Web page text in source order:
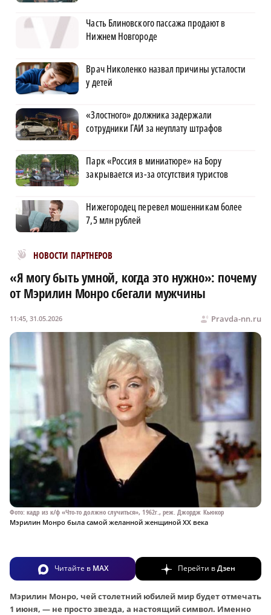
Часть Блиновского пассажа продают в
Нижнем Новгороде
Врач Николенко назвал причины усталости
у детей
«Злостного» должника задержали
сотрудники ГАИ за неуплату штрафов
Парк «Россия в миниатюре» на Бору
закрывается из-за отсутствия туристов
Нижегородец перевел мошенникам более
7,5 млн рублей
НОВОСТИ ПАРТНЕРОВ
Новости МирТесен
«Я могу быть умной, когда это нужно»: почему
от Мэрилин Монро сбегали мужчины
Pravda-nn.ru
11:45, 31.05.2026
Фото: кадр из к/ф «Что-то должно случиться», 1962г., реж. Джордж Кьюкор
Мэрилин Монро была самой желанной женщиной ХХ века
Читайте в MAX Перейти вДзен
Мэрилин Монро, чей столетний юбилей мир будет отмечать
1 июня, — не просто звезда, а настоящий символ. Именно